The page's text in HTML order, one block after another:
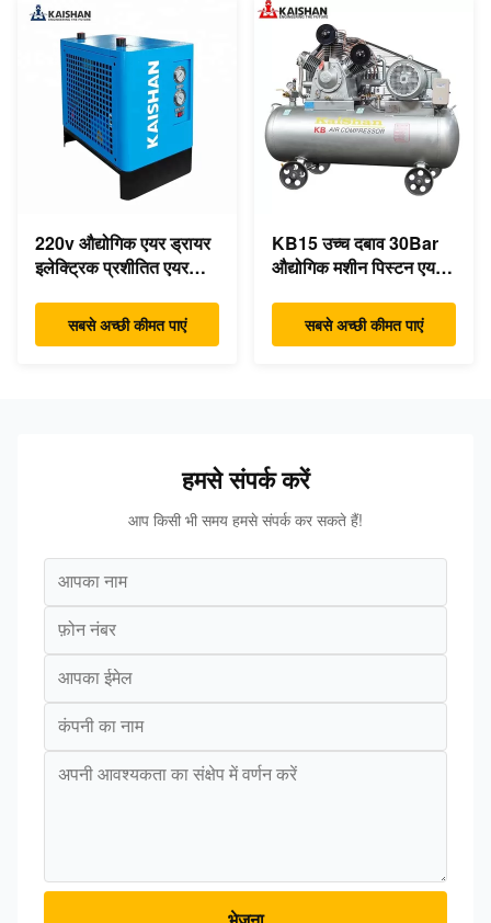
220v औद्योगिक एयर ड्रायर
इलेक्ट्रिक प्रशीतित एयर
सबसे अच्छी कीमत पाएं
KB15 उच्च दबाव 30Bar
औद्योगिक मशीन पिस्टन एयर
सबसे अच्छी कीमत पाएं
हमसे संपर्क करें
आप किसी भी समय हमसे संपर्क कर सकते हैं!